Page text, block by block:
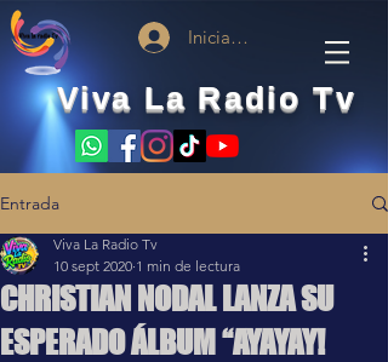
Viva La Radio Tv
Iniciar sesión
Entrada
CHRISTIAN NODAL LANZA SU
ESPERADO ÁLBUM “AYAYAY!
Viva La Radio Tv
10 sept 2020 1 min de lectura